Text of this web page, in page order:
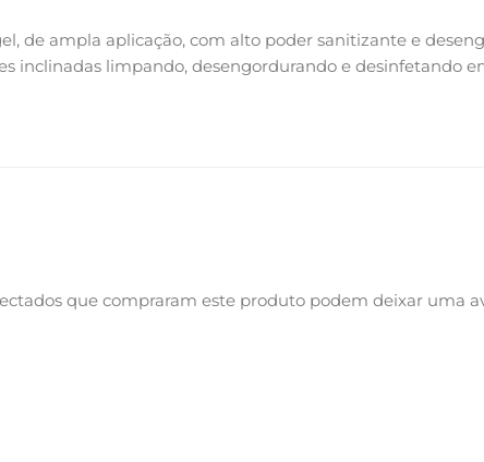
de ampla aplicação, com alto poder sanitizante e
inclinadas limpando, desengordurando e desinfetando
que compraram este produto podem deixar uma